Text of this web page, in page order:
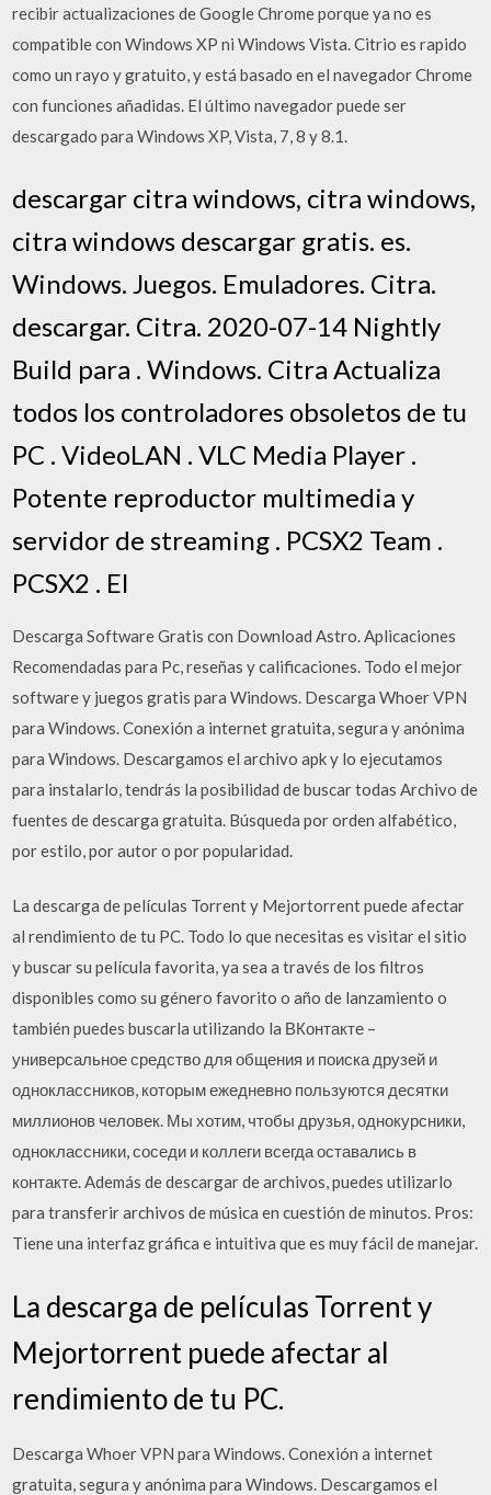
recibir actualizaciones de Google Chrome porque ya no es
compatible con Windows XP ni Windows Vista. Citrio es rapido
como un rayo y gratuito, y está basado en el navegador Chrome
con funciones añadidas. El último navegador puede ser
descargado para Windows XP, Vista, 7, 8 y 8.1.
descargar citra windows, citra windows,
citra windows descargar gratis. es.
Windows. Juegos. Emuladores. Citra.
descargar. Citra. 2020-07-14 Nightly
Build para . Windows. Citra Actualiza
todos los controladores obsoletos de tu
PC . VideoLAN . VLC Media Player .
Potente reproductor multimedia y
servidor de streaming . PCSX2 Team .
PCSX2 . El
Descarga Software Gratis con Download Astro. Aplicaciones
Recomendadas para Pc, reseñas y calificaciones. Todo el mejor
software y juegos gratis para Windows. Descarga Whoer VPN
para Windows. Conexión a internet gratuita, segura y anónima
para Windows. Descargamos el archivo apk y lo ejecutamos
para instalarlo, tendrás la posibilidad de buscar todas Archivo de
fuentes de descarga gratuita. Búsqueda por orden alfabético,
por estilo, por autor o por popularidad.
La descarga de películas Torrent y Mejortorrent puede afectar
al rendimiento de tu PC. Todo lo que necesitas es visitar el sitio
y buscar su película favorita, ya sea a través de los filtros
disponibles como su género favorito o año de lanzamiento o
también puedes buscarla utilizando la ВКонтакте –
универсальное средство для общения и поиска друзей и
одноклассников, которым ежедневно пользуются десятки
миллионов человек. Мы хотим, чтобы друзья, однокурсники,
одноклассники, соседи и коллеги всегда оставались в
контакте. Además de descargar de archivos, puedes utilizarlo
para transferir archivos de música en cuestión de minutos. Pros:
Tiene una interfaz gráfica e intuitiva que es muy fácil de manejar.
La descarga de películas Torrent y
Mejortorrent puede afectar al
rendimiento de tu PC.
Descarga Whoer VPN para Windows. Conexión a internet
gratuita, segura y anónima para Windows. Descargamos el